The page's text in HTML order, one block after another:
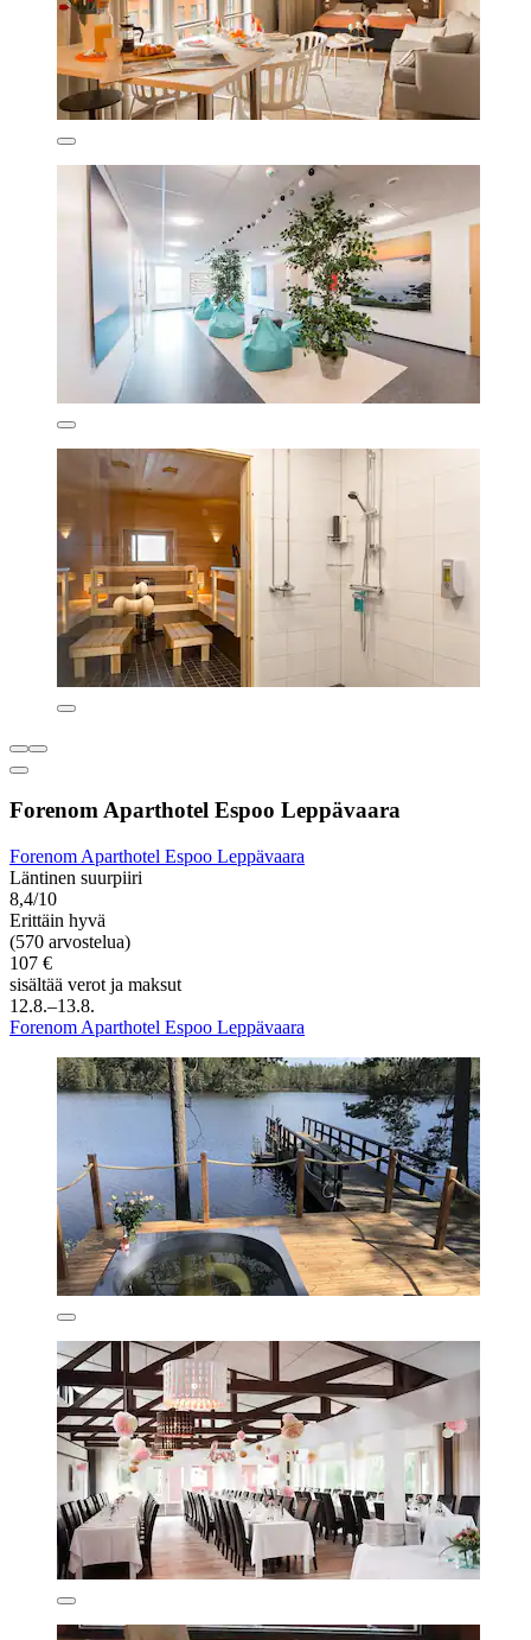
Forenom Aparthotel Espoo Leppävaara
Forenom Aparthotel Espoo Leppävaara
Läntinen suurpiiri
8,4/10
Erittäin hyvä
(570 arvostelua)
107 €
sisältää verot ja maksut
12.8.–13.8.
Forenom Aparthotel Espoo Leppävaara